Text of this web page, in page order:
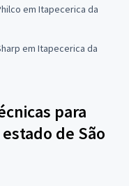
em Itapecerica da
em Itapecerica da
para
de São